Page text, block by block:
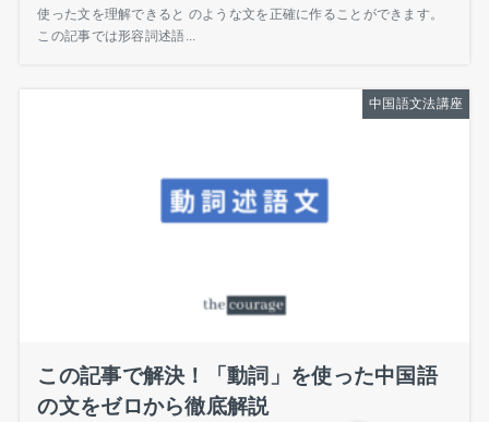
使った文を理解できると のような文を正確に作ることができます。
この記事では形容詞述語...
中国語文法講座
この記事で解決！「動詞」を使った中国語
の文をゼロから徹底解説